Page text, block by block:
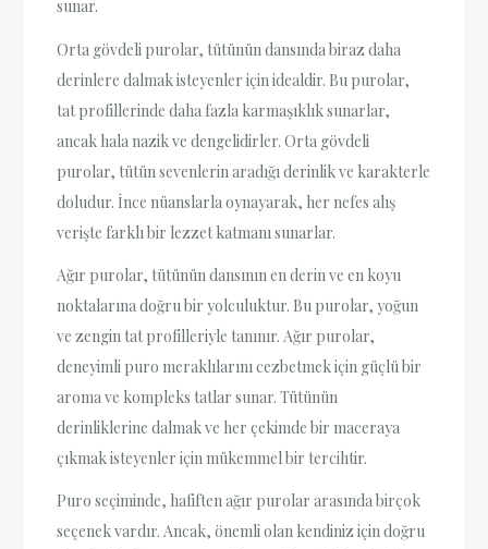
sunar.
Orta gövdeli purolar, tütünün dansında biraz daha
derinlere dalmak isteyenler için idealdir. Bu purolar,
tat profillerinde daha fazla karmaşıklık sunarlar,
ancak hala nazik ve dengelidirler. Orta gövdeli
purolar, tütün sevenlerin aradığı derinlik ve karakterle
doludur. İnce nüanslarla oynayarak, her nefes alış
verişte farklı bir lezzet katmanı sunarlar.
Ağır purolar, tütünün dansının en derin ve en koyu
noktalarına doğru bir yolculuktur. Bu purolar, yoğun
ve zengin tat profilleriyle tanınır. Ağır purolar,
deneyimli puro meraklılarını cezbetmek için güçlü bir
aroma ve kompleks tatlar sunar. Tütünün
derinliklerine dalmak ve her çekimde bir maceraya
çıkmak isteyenler için mükemmel bir tercihtir.
Puro seçiminde, hafiften ağır purolar arasında birçok
seçenek vardır. Ancak, önemli olan kendiniz için doğru